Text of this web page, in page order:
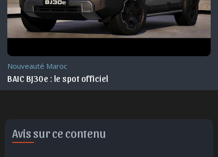
Nouveauté Maroc
BAIC BJ30e : le spot officiel
Avis sur ce contenu